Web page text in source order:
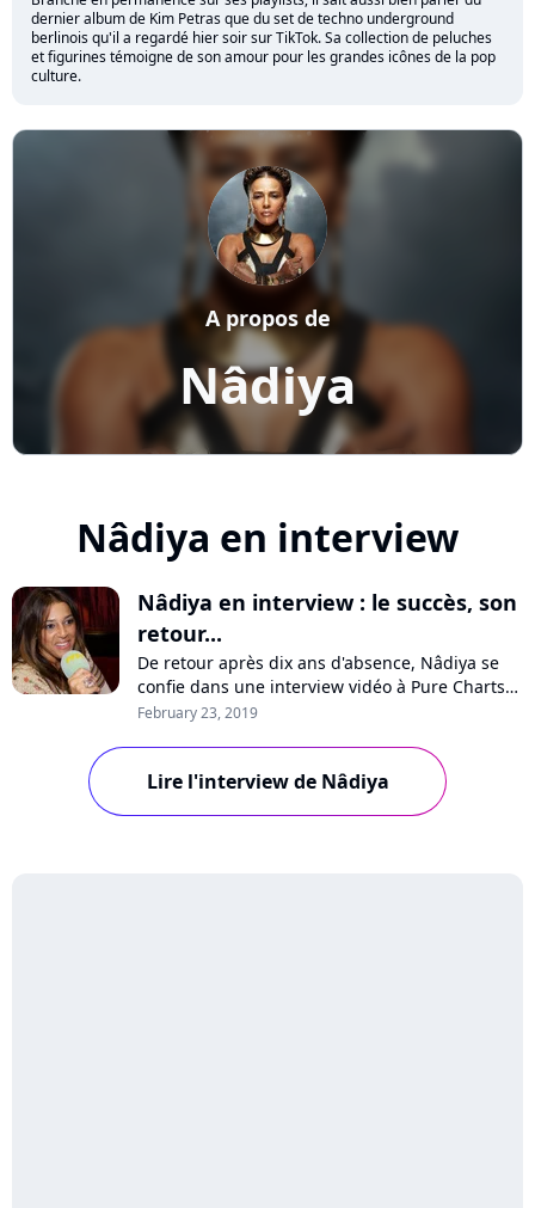
dernier album de Kim Petras que du set de techno underground
berlinois qu'il a regardé hier soir sur TikTok. Sa collection de peluches
et figurines témoigne de son amour pour les grandes icônes de la pop
culture.
Nâdiya
A propos de
Nâdiya en interview
Nâdiya en interview : le succès, son
retour...
De retour après dix ans d'absence, Nâdiya se
confie dans une interview vidéo à Pure Charts
sur sa longue pause, les influences de son
son projet de comédie musicale. Regardez!
February 23, 2019
Lire l'interview de Nâdiya